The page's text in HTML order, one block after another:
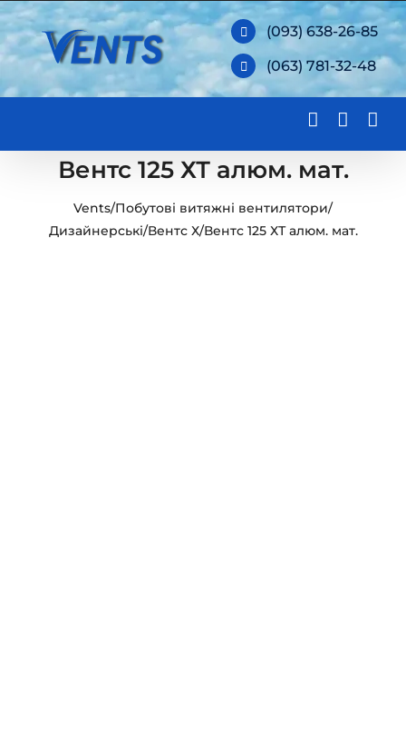
Skip
to
content
(093) 638-26-85
(063) 781-32-48
Вентс 125 ХТ алюм. мат.
Vents/Побутові витяжні вентилятори/
Дизайнерські/Вентс Х/Вентс 125 ХТ алюм. мат.